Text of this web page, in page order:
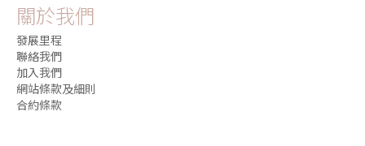
關於我們
發展里程
聯絡我們
加入我們
網站條款及細則
合約條款